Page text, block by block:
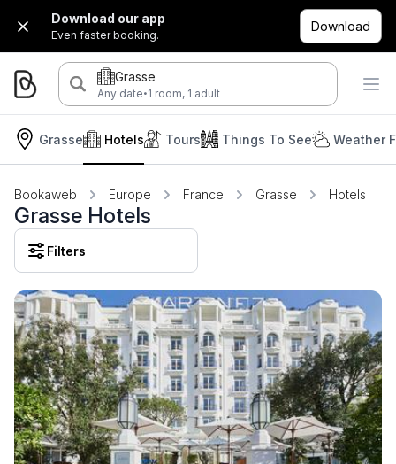
Download our app
Even faster booking.
Download
Grasse
Any date·1 room, 1 adult
Grasse Hotels Tours Things To See Weather
Bookaweb Europe France Grasse Hotels
Grasse Hotels
Filters